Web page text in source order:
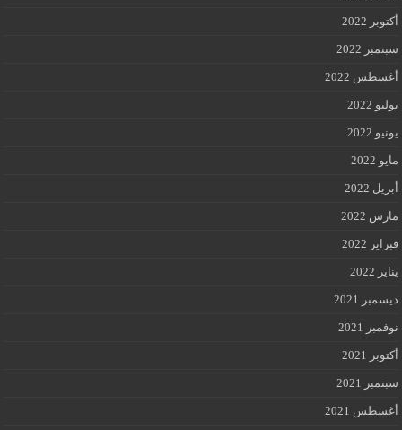
أكتوبر 2022
سبتمبر 2022
أغسطس 2022
يوليو 2022
يونيو 2022
مايو 2022
أبريل 2022
مارس 2022
فبراير 2022
يناير 2022
ديسمبر 2021
نوفمبر 2021
أكتوبر 2021
سبتمبر 2021
أغسطس 2021